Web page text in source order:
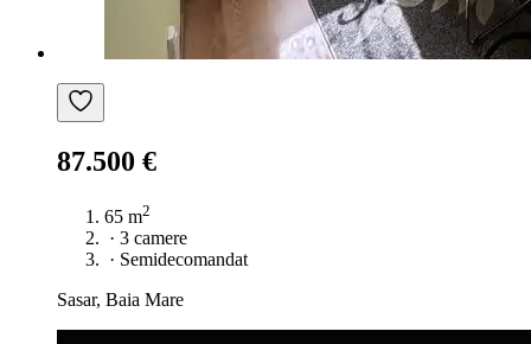
87.500 €
65 m2
· 3 camere
· Semidecomandat
Sasar, Baia Mare